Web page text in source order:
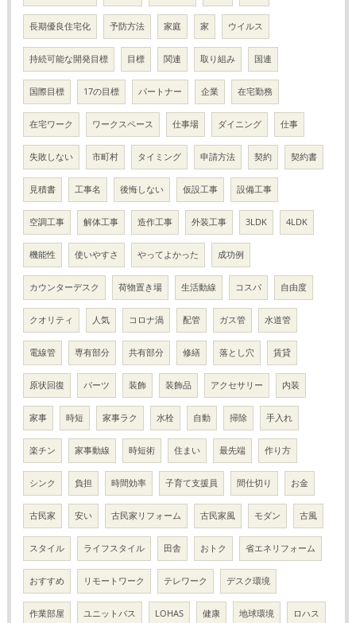
長期優良住宅化 予防方法 家庭 家 ウイルス
持続可能な開発目標 目標 関連 取り組み 国連
国際目標 17の目標 パートナー 企業 在宅勤務
在宅ワーク ワークスペース 仕事場 ダイニング 仕事
失敗しない 市町村 タイミング 申請方法 契約 契約書
見積書 工事名 後悔しない 仮設工事 設備工事
空調工事 解体工事 造作工事 外装工事 3LDK 4LDK
機能性 使いやすさ やってよかった 成功例
カウンターデスク 荷物置き場 生活動線 コスパ 自由度
クオリティ 人気 コロナ渦 配管 ガス管 水道管
電線管 専有部分 共有部分 修繕 落とし穴 賃貸
原状回復 パーツ 装飾 装飾品 アクセサリー 内装
家事 時短 家事ラク 水栓 自動 掃除 手入れ
楽チン 家事動線 時短術 住まい 最先端 作り方
シンク 負担 時間効率 子育て支援員 間仕切り お金
古民家 安い 古民家リフォーム 古民家風 モダン 古風
スタイル ライフスタイル 田舎 おトク 省エネリフォーム
おすすめ リモートワーク テレワーク デスク環境
作業部屋 ユニットバス LOHAS 健康 地球環境 ロハス